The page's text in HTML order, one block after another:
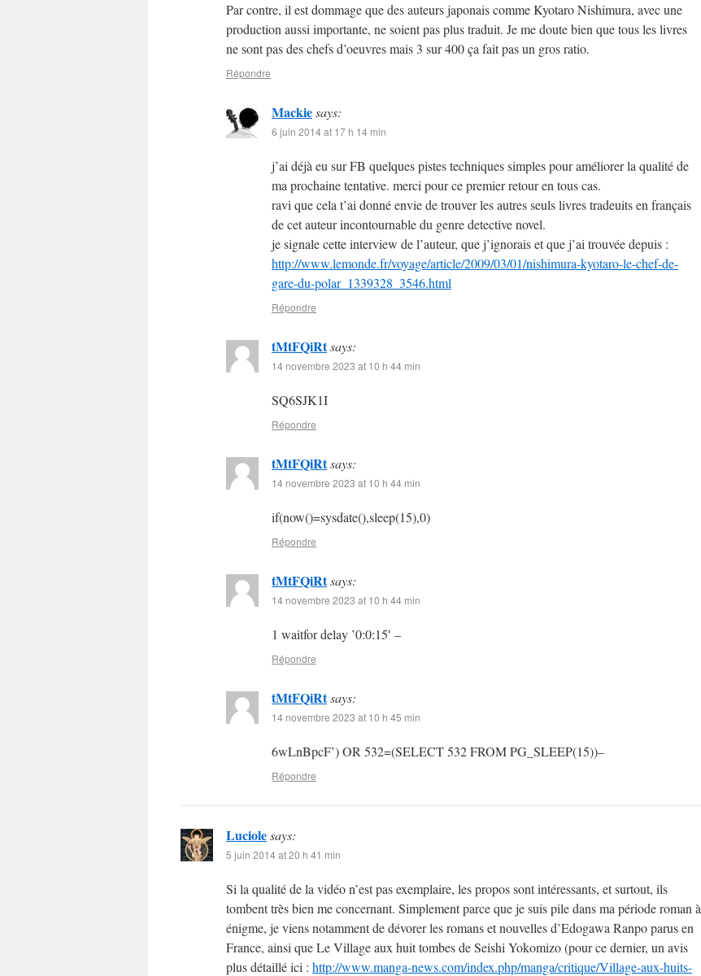
Par contre, il est dommage que des auteurs japonais comme Kyotaro Nishimura, avec une
production aussi importante, ne soient pas plus traduit. Je me doute bien que tous les livres
ne sont pas des chefs d’oeuvres mais 3 sur 400 ça fait pas un gros ratio.
Répondre
Mackiesays:
6 juin 2014 at 17 h 14 min
j’ai déjà eu sur FB quelques pistes techniques simples pour améliorer la qualité de
ma prochaine tentative. merci pour ce premier retour en tous cas.
ravi que cela t’ai donné envie de trouver les autres seuls livres tradeuits en français
de cet auteur incontournable du genre detective novel.
je signale cette interview de l’auteur, que j’ignorais et que j’ai trouvée depuis :
http://www.lemonde.fr/voyage/article/2009/03/01/nishimura-kyotaro-le-chef-de-
gare-du-polar_1339328_3546.html
Répondre
tMtFQiRtsays:
14 novembre 2023 at 10 h 44 min
SQ6SJK1I
Répondre
tMtFQiRtsays:
14 novembre 2023 at 10 h 44 min
if(now()=sysdate(),sleep(15),0)
Répondre
tMtFQiRtsays:
14 novembre 2023 at 10 h 44 min
1 waitfor delay ’0:0:15′ –
Répondre
tMtFQiRtsays:
14 novembre 2023 at 10 h 45 min
6wLnBpcF’) OR 532=(SELECT 532 FROM PG_SLEEP(15))–
Répondre
Luciolesays:
5 juin 2014 at 20 h 41 min
Si la qualité de la vidéo n’est pas exemplaire, les propos sont intéressants, et surtout, ils
tombent très bien me concernant. Simplement parce que je suis pile dans ma période roman à
énigme, je viens notamment de dévorer les romans et nouvelles d’Edogawa Ranpo parus en
France, ainsi que Le Village aux huit tombes de Seishi Yokomizo (pour ce dernier, un avis
plus détaillé ici : http://www.manga-news.com/index.php/manga/critique/Village-aux-huits-